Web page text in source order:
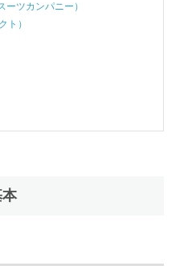
ツカンパニー）
ト）